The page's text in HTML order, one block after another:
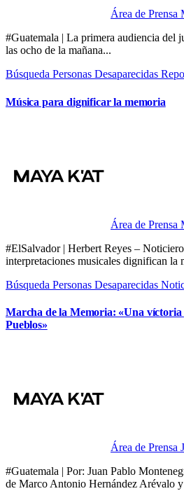
Área de Prensa
#Guatemala | La primera audiencia del juicio Genocidio Ixil inició a
las ocho de la mañana...
Búsqueda Personas Desaparecidas
Música para dignificar la memoria
Área de Prensa
#ElSalvador | Herbert Reyes – Noticiero Maya K’at. Con
interpretaciones musicales dignifican la
Búsqueda Personas Desaparecidas
Marcha de la Memoria: «Una víctoria
Pueblos»
Área de Prensa
#Guatemala | Por: Juan Pablo Montenegro Rojas con información
de Marco Antonio Hernández Arévalo y